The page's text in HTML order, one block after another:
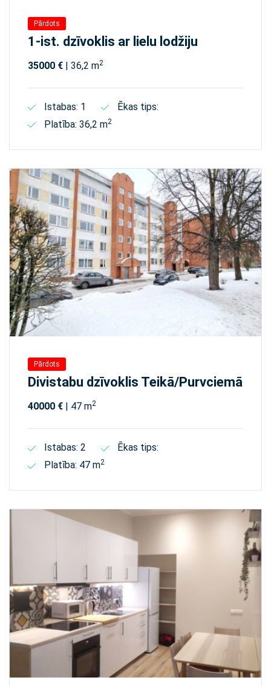
Pārdots
1-ist. dzīvoklis ar lielu lodžiju
35000 € | 36,2 m2
Istabas: 1
Ēkas tips:
Platība: 36,2 m2
Pārdots
Divistabu dzīvoklis Teikā/Purvciemā
40000 € | 47 m2
Istabas: 2
Ēkas tips:
Platība: 47 m2